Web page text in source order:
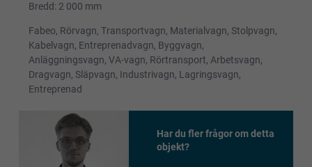
Bredd: 2 000 mm
Fabeo, Rörvagn, Transportvagn, Materialvagn, Stolpvagn,
Kabelvagn, Entreprenadvagn, Byggvagn,
Anläggningsvagn, VA-vagn, Rörtransport, Arbetsvagn,
Dragvagn, Släpvagn, Industrivagn, Lagringsvagn,
Entreprenad
Har du fler frågor om detta
objekt?